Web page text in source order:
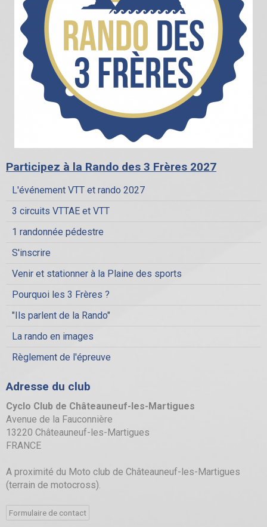
Participez à la Rando des 3 Frères 2027
L'événement VTT et rando 2027
3 circuits VTTAE et VTT
1 randonnée pédestre
S'inscrire
Venir et stationner à la Plaine des sports
Pourquoi les 3 Frères ?
"Ils parlent de la Rando"
La rando en images
Règlement de l'épreuve
Adresse du club
Cyclo Club de Châteauneuf-les-Martigues
Avenue de la Fauconnière
13220 Châteauneuf-les-Martigues
FRANCE
A proximité du Moto club de Châteauneuf-les-Martigues
(terrain de motocross).
Formulaire de contact